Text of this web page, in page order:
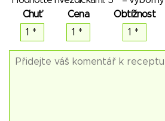
Chuť
Cena Obtížnost